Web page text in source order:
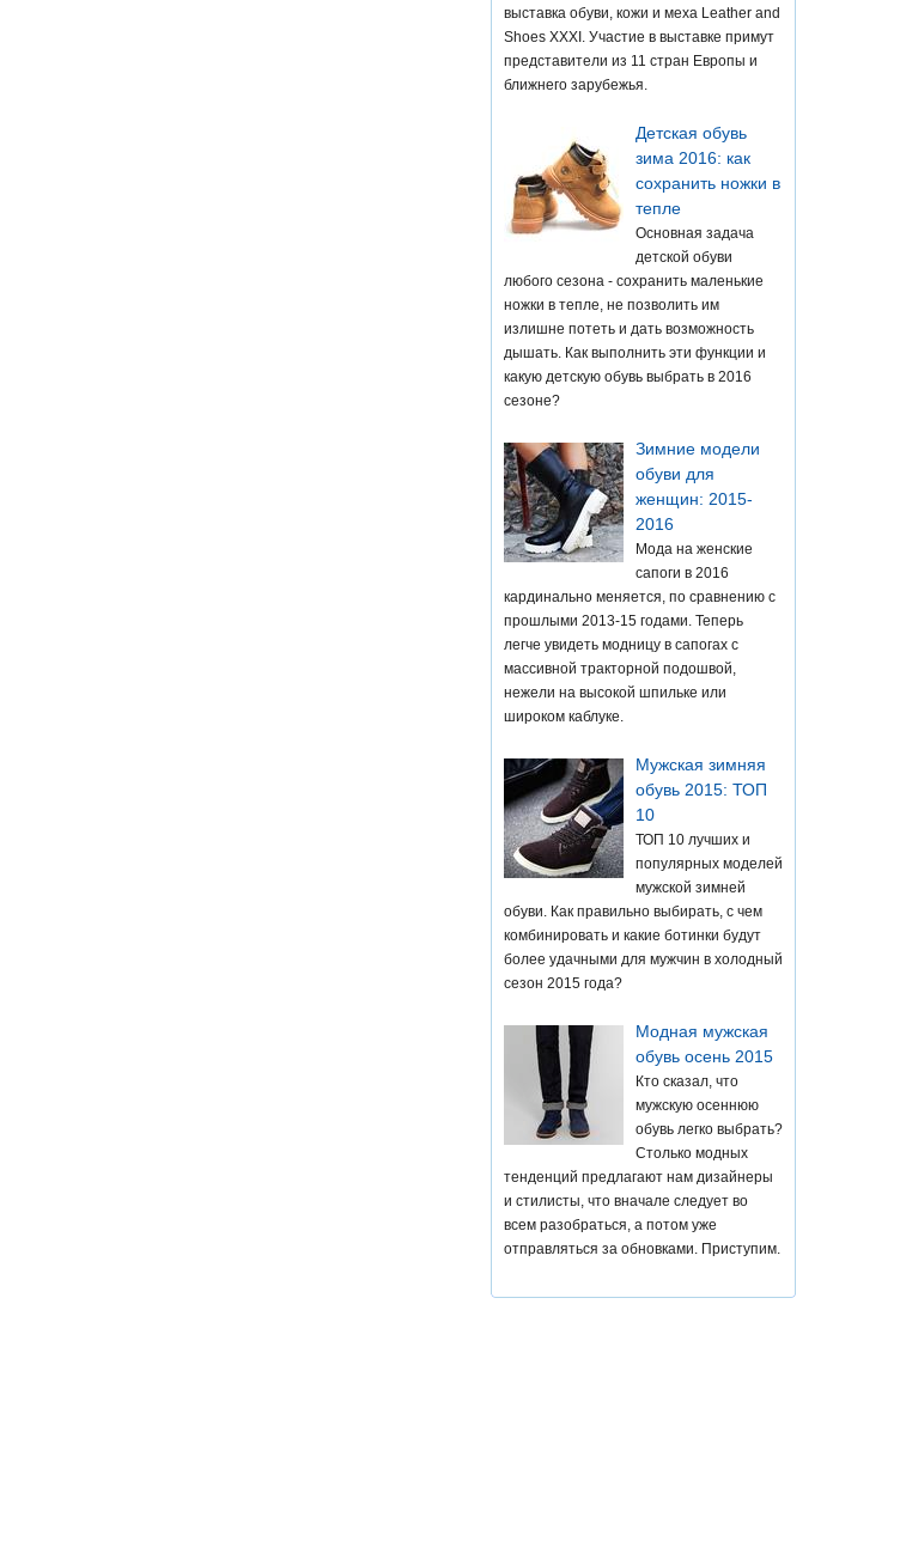
выставка обуви, кожи и меха Leather and
Shoes XXXI. Участие в выставке примут
представители из 11 стран Европы и
ближнего зарубежья.
Детская обувь
зима 2016: как
сохранить ножки в
тепле
Основная задача
детской обуви
любого сезона - сохранить маленькие
ножки в тепле, не позволить им
излишне потеть и дать возможность
дышать. Как выполнить эти функции и
какую детскую обувь выбрать в 2016
сезоне?
Зимние модели
обуви для
женщин: 2015-
2016
Мода на женские
сапоги в 2016
кардинально меняется, по сравнению с
прошлыми 2013-15 годами. Теперь
легче увидеть модницу в сапогах с
массивной тракторной подошвой,
нежели на высокой шпильке или
широком каблуке.
Мужская зимняя
обувь 2015: ТОП
10
ТОП 10 лучших и
популярных моделей
мужской зимней
обуви. Как правильно выбирать, с чем
комбинировать и какие ботинки будут
более удачными для мужчин в холодный
сезон 2015 года?
Модная мужская
обувь осень 2015
Кто сказал, что
мужскую осеннюю
обувь легко выбрать?
Столько модных
тенденций предлагают нам дизайнеры
и стилисты, что вначале следует во
всем разобраться, а потом уже
отправляться за обновками. Приступим.